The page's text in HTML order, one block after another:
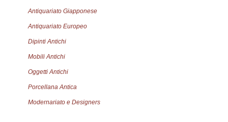
Antiquariato Giapponese
Antiquariato Europeo
Dipinti Antichi
Mobili Antichi
Oggetti Antichi
Porcellana Antica
Modernariato e Designers